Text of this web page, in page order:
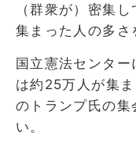
（群衆が）密集
集まった人の多さ
国立憲法センタ
は約25万人が集
のトランプ氏の集
い。